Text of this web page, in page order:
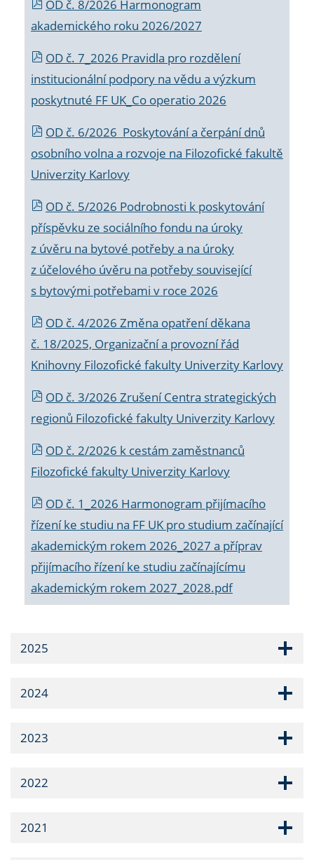
OD č. 8/2026 Harmonogram
akademického roku 2026/2027
OD č. 7_2026 Pravidla pro rozdělení
institucionální podpory na vědu a výzkum
poskytnuté FF UK_Co operatio 2026
OD č. 6/2026 Poskytování a čerpání dnů
osobního volna a rozvoje na Filozofické fakultě
Univerzity Karlovy
OD č. 5/2026 Podrobnosti k poskytování
příspěvku ze sociálního fondu na úroky
z úvěru na bytové potřeby a na úroky
z účelového úvěru na potřeby související
s bytovými potřebami v roce 2026
OD č. 4/2026 Změna opatření děkana
č. 18/2025, Organizační a provozní řád
Knihovny Filozofické fakulty Univerzity Karlovy
OD č. 3/2026 Zrušení Centra strategických
regionů Filozofické fakulty Univerzity Karlovy
OD č. 2/2026 k cestám zaměstnanců
Filozofické fakulty Univerzity Karlovy
OD č. 1_2026 Harmonogram přijímacího
řízení ke studiu na FF UK pro studium začínající
akademickým rokem 2026_2027 a příprav
přijímacího řízení ke studiu začínajícímu
akademickým rokem 2027_2028.pdf
2025
2024
2023
2022
2021